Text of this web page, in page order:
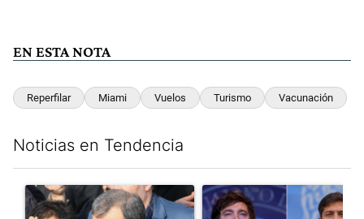
EN ESTA NOTA
Reperfilar Miami Vuelos Turismo Vacunación
Noticias en Tendencia
Un artículo de tendencia con el título "Irán nombró al ideólogo
Un artículo de tendencia con